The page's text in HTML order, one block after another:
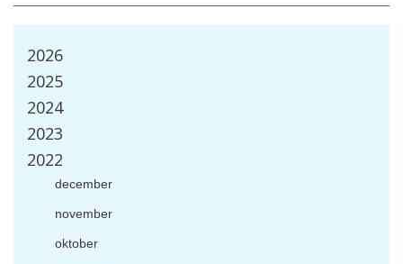
2026
2025
2024
2023
2022
december
november
oktober